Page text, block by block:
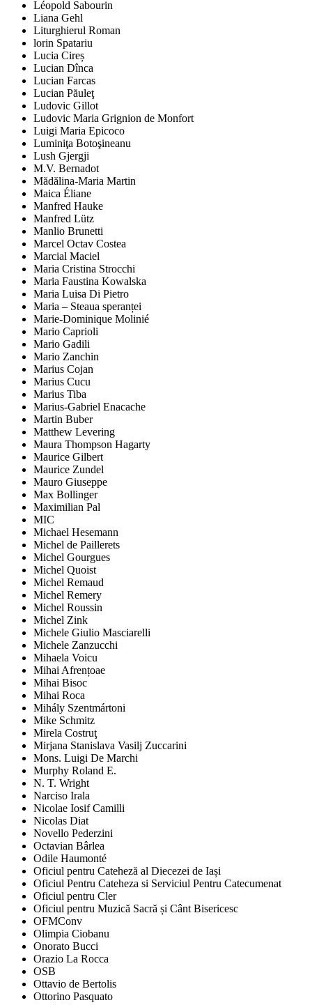
Léopold Sabourin
Liana Gehl
Liturghierul Roman
lorin Spatariu
Lucia Cireș
Lucian Dînca
Lucian Farcas
Lucian Păuleţ
Ludovic Gillot
Ludovic Maria Grignion de Monfort
Luigi Maria Epicoco
Luminiţa Botoşineanu
Lush Gjergji
M.V. Bernadot
Mădălina-Maria Martin
Maica Éliane
Manfred Hauke
Manfred Lütz
Manlio Brunetti
Marcel Octav Costea
Marcial Maciel
Maria Cristina Strocchi
Maria Faustina Kowalska
Maria Luisa Di Pietro
Maria – Steaua speranței
Marie-Dominique Molinié
Mario Caprioli
Mario Gadili
Mario Zanchin
Marius Cojan
Marius Cucu
Marius Tiba
Marius-Gabriel Enacache
Martin Buber
Matthew Levering
Maura Thompson Hagarty
Maurice Gilbert
Maurice Zundel
Mauro Giuseppe
Max Bollinger
Maximilian Pal
MIC
Michael Hesemann
Michel de Paillerets
Michel Gourgues
Michel Quoist
Michel Remaud
Michel Remery
Michel Roussin
Michel Zink
Michele Giulio Masciarelli
Michele Zanzucchi
Mihaela Voicu
Mihai Afrențoae
Mihai Bisoc
Mihai Roca
Mihály Szentmártoni
Mike Schmitz
Mirela Costruţ
Mirjana Stanislava Vasilj Zuccarini
Mons. Luigi De Marchi
Murphy Roland E.
N. T. Wright
Narciso Irala
Nicolae Iosif Camilli
Nicolas Diat
Novello Pederzini
Octavian Bârlea
Odile Haumonté
Oficiul pentru Cateheză al Diecezei de Iași
Oficiul Pentru Cateheza si Serviciul Pentru Catecumenat
Oficiul pentru Cler
Oficiul pentru Muzică Sacră și Cânt Bisericesc
OFMConv
Olimpia Ciobanu
Onorato Bucci
Orazio La Rocca
OSB
Ottavio de Bertolis
Ottorino Pasquato